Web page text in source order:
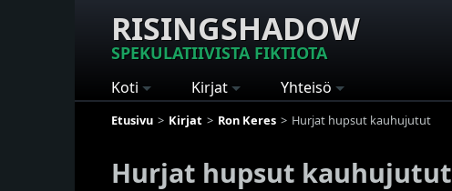
RISINGSHADOW
SPEKULATIIVISTA FIKTIOTA
Koti Kirjat Yhteisö
Etusivu Kirjat Ron Keres Hurjat hupsut kauhujutut
Hurjat hupsut kauhujutut